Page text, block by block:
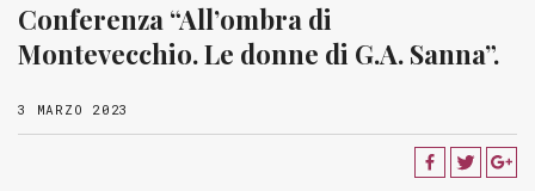
Conferenza “All’ombra di
Montevecchio. Le donne di G.A. Sanna”.
3 MARZO 2023